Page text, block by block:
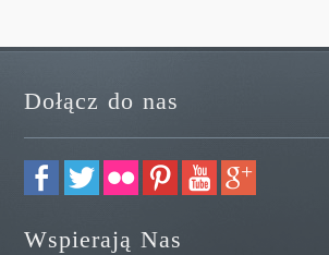
Dołącz do nas
Wspierają Nas